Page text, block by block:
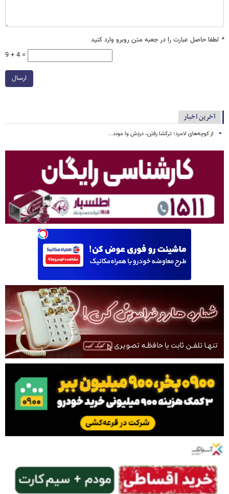
* لطفا حاصل عبارت را در جعبه متن روبرو وارد کنید
9 + 4 =
ارسال
آخرین اخبار
از کوچه‌های لامرد؛ ترکشا رفتِن، دردِش وا موند...